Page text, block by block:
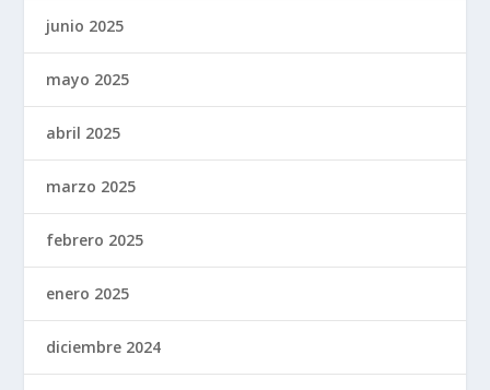
junio 2025
mayo 2025
abril 2025
marzo 2025
febrero 2025
enero 2025
diciembre 2024